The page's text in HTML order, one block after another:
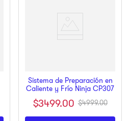
Sistema de Preparación en
Caliente y Frío Ninja CP307
$3499.00 $4999.00